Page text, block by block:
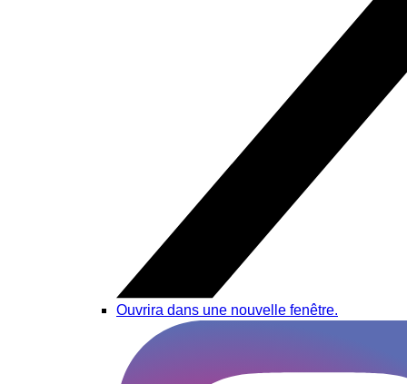
Ouvrira dans une nouvelle fenêtre.